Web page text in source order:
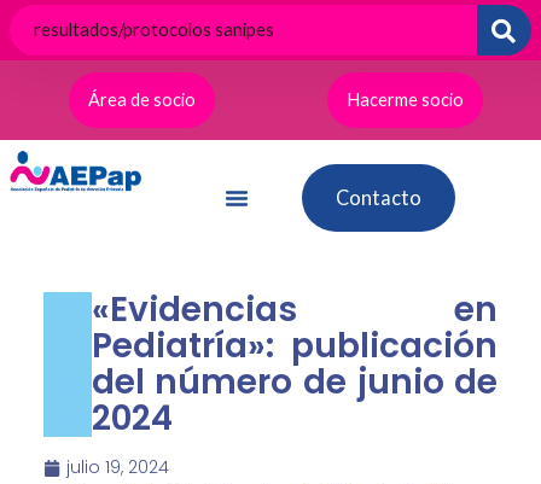
contenido
Área de socio
Hacerme socio
Contacto
«Evidencias en
Pediatría»: publicación
del número de junio de
2024
julio 19, 2024